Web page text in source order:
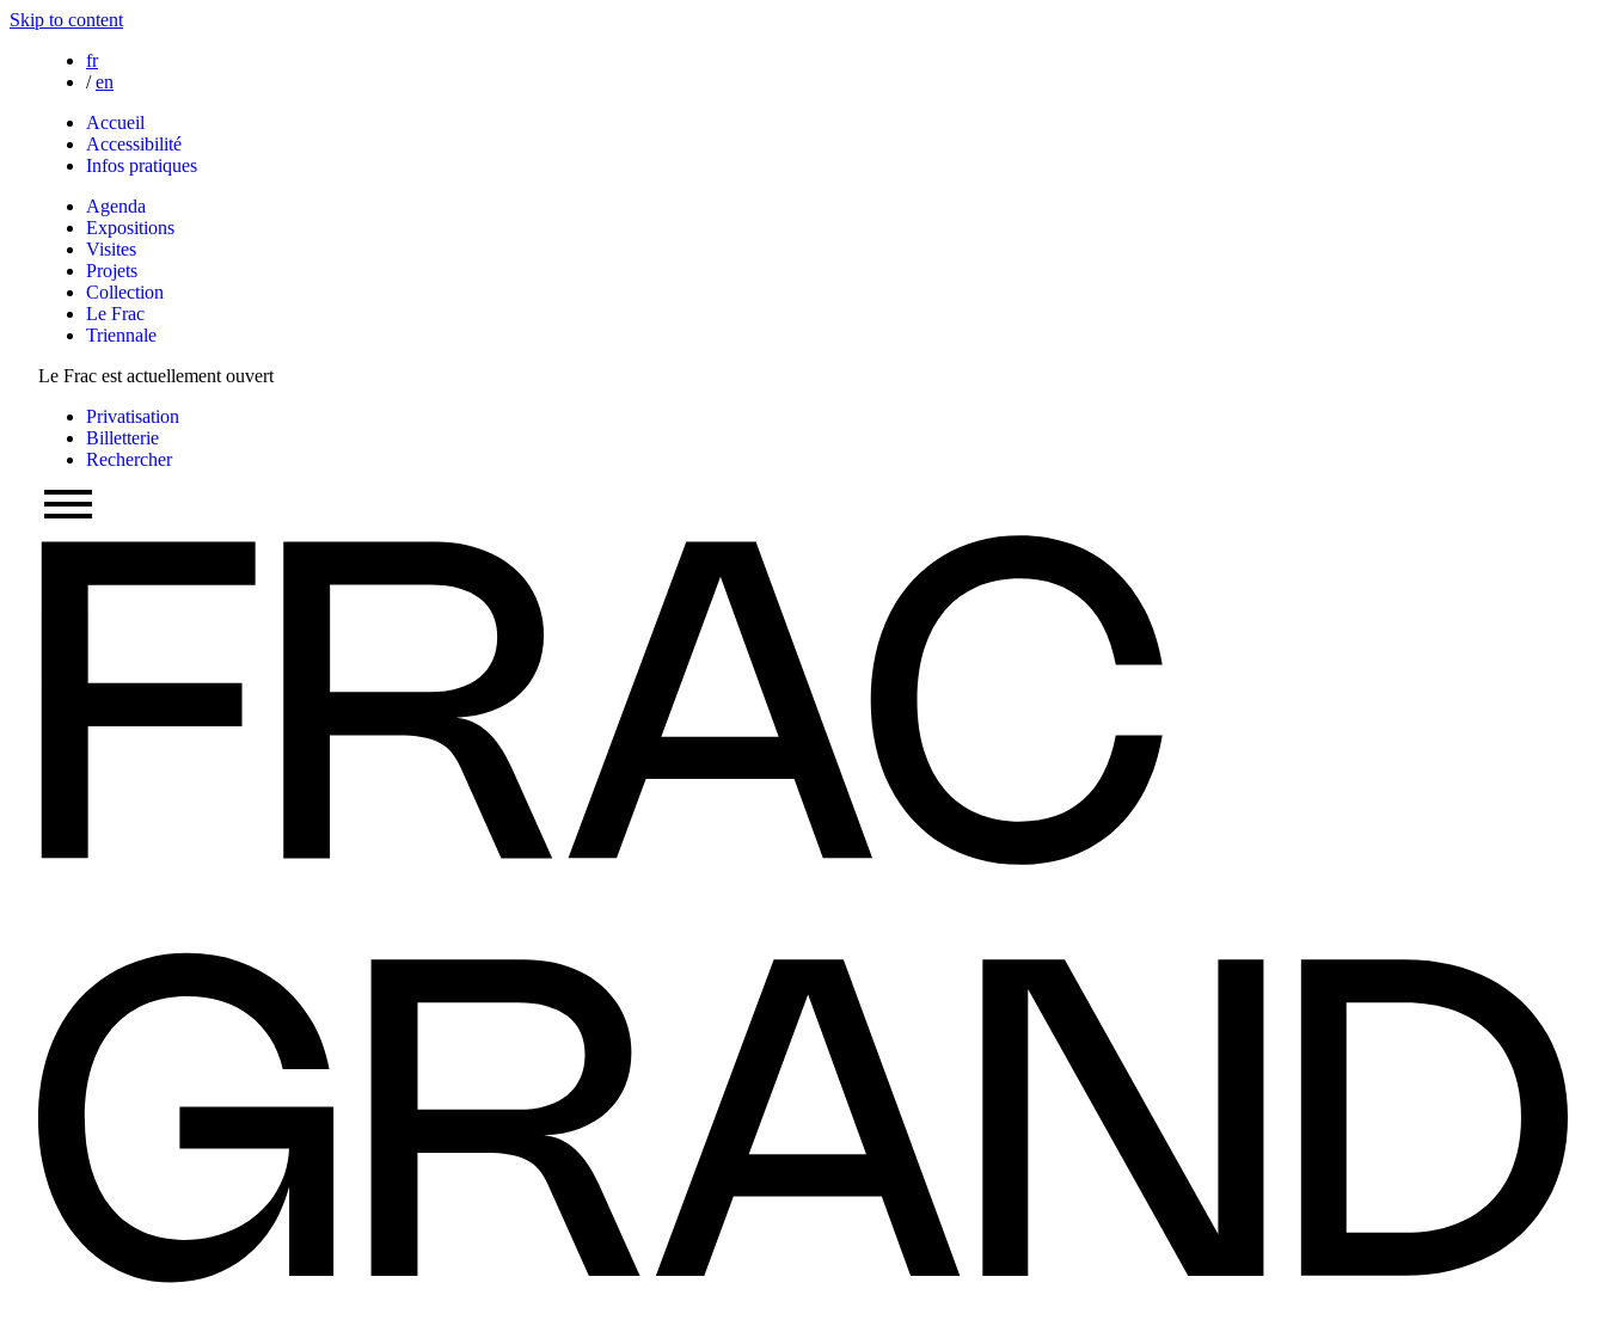
Skip to content
fr
/ en
Accueil
Accessibilité
Infos pratiques
Agenda
Expositions
Visites
Projets
Collection
Le Frac
Triennale
Le Frac est actuellement ouvert
Privatisation
Billetterie
Rechercher